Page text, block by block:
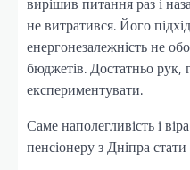
не витратився. Його
енергонезалежність не
бюджетів. Достатньо рук,
експериментувати.
Саме наполегливість і
пенсіонеру з Дніпра